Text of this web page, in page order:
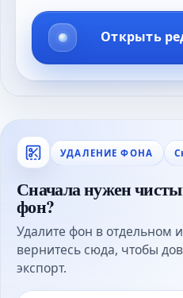
Открыть
УДАЛЕНИЕ ФОНА
Сначала нужен
фон?
Удалите фон в отдельном
вернитесь сюда, чтобы
экспорт.